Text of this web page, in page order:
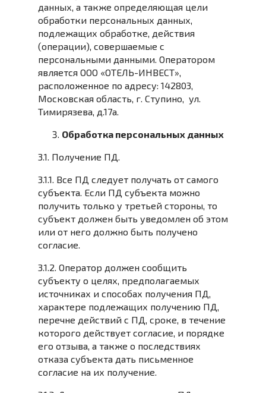
данных, а также определяющая цели
обработки персональных данных,
подлежащих обработке, действия
(операции), совершаемые с
персональными данными. Оператором
является ООО «ОТЕЛЬ-ИНВЕСТ»,
расположенное по адресу: 142803,
Московская область, г. Ступино, ул.
Тимирязева, д.17а.
Обработка персональных данных
3.1. Получение ПД.
3.1.1. Все ПД следует получать от самого
субъекта. Если ПД субъекта можно
получить только у третьей стороны, то
субъект должен быть уведомлен об этом
или от него должно быть получено
согласие.
3.1.2. Оператор должен сообщить
субъекту о целях, предполагаемых
источниках и способах получения ПД,
характере подлежащих получению ПД,
перечне действий с ПД, сроке, в течение
которого действует согласие, и порядке
его отзыва, а также о последствиях
отказа субъекта дать письменное
согласие на их получение.